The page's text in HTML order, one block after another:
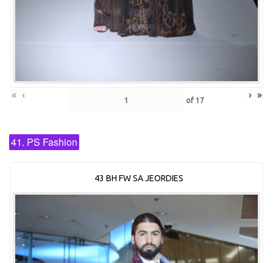
« ‹ of 17 › »
41. PS Fashion
43 BH FW SA JEORDIES